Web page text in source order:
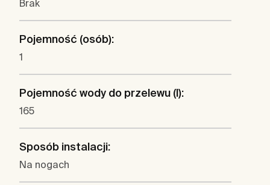
Brak
Pojemność (osób):
1
Pojemność wody do przelewu (l):
165
Sposób instalacji:
Na nogach